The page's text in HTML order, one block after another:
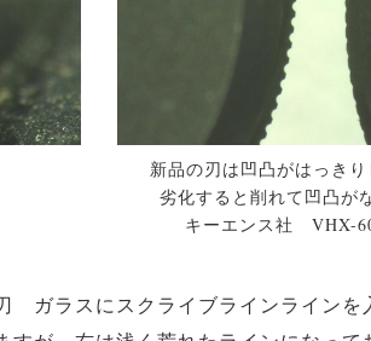
新品の刃は凹凸がはっきり
劣化すると削れて凹凸が
キーエンス社 VHX-
ガラスにスクライブラインラインを